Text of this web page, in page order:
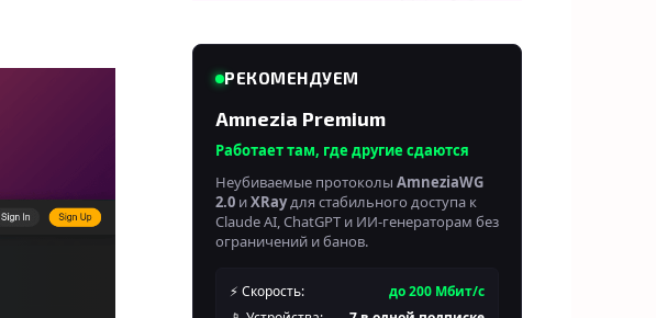
РЕКОМЕНДУЕМ
Amnezia Premium
Работает там, где другие сдаются
Неубиваемые протоколы AmneziaWG
2.0 иXRayдля стабильного доступа к
Claude AI, ChatGPT и ИИ-генераторам без
ограничений и банов.
⚡ Скорость:
до 200 Мбит/с